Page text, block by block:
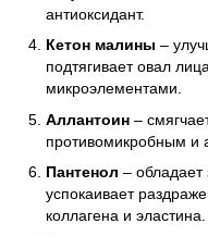
антиоксидант.
Кетон малины –
подтягивает овал
микроэлементами.
Аллантоин –
противомикробным и
Пантенол –
успокаивает
коллагена и эластина.